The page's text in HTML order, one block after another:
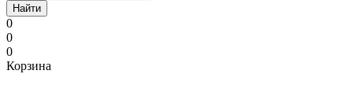
Найти
0
0
0
Корзина